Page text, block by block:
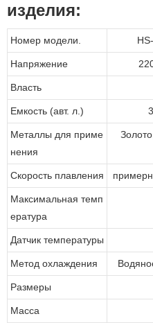
изделия:
Номер модели.
Напряжение
Власть
Емкость (авт. л.)
Металлы для приме
нения
Скорость плавления
Максимальная темп
ература
Датчик температуры
Метод охлаждения
Размеры
Масса